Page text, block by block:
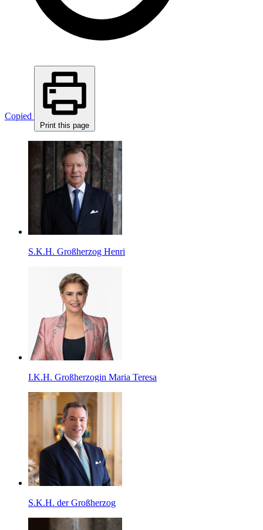
Copied
Print this page
S.K.H. Großherzog Henri
I.K.H. Großherzogin Maria Teresa
S.K.H. der Großherzog